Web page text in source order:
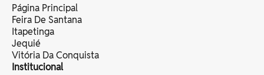
Página Principal
Feira De Santana
Itapetinga
Jequié
Vitória Da Conquista
Institucional